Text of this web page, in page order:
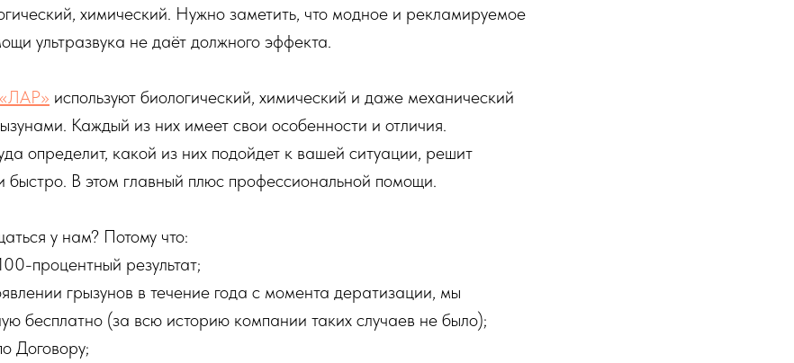
химический. Нужно заметить, что модное и рекламируемое
ультразвука не даёт должного эффекта.
используют биологический, химический и даже механический
Каждый из них имеет свои особенности и отличия.
определит, какой из них подойдет к вашей ситуации, решит
быстро. В этом главный плюс профессиональной помощи.
у нам? Потому что:
процентный результат;
грызунов в течение года с момента дератизации, мы
бесплатно (за всю историю компании таких случаев не было);
Договору;